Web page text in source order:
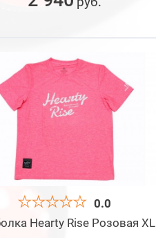
0.0
Hearty Rise Розовая XL